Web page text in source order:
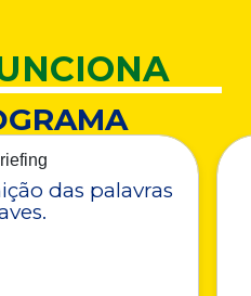
das palavras